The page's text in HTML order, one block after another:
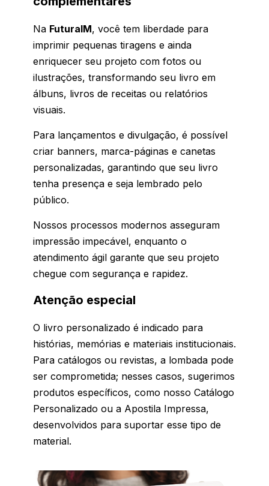
Na FuturaIM, você tem liberdade para
imprimir pequenas tiragens e ainda
enriquecer seu projeto com fotos ou
ilustrações, transformando seu livro em
álbuns, livros de receitas ou relatórios
visuais.
Para lançamentos e divulgação, é possível
criar banners, marca-páginas e canetas
personalizadas, garantindo que seu livro
tenha presença e seja lembrado pelo
público.
Nossos processos modernos asseguram
impressão impecável, enquanto o
atendimento ágil garante que seu projeto
chegue com segurança e rapidez.
Atenção especial
O livro personalizado é indicado para
histórias, memórias e materiais institucionais.
Para catálogos ou revistas, a lombada pode
ser comprometida; nesses casos, sugerimos
produtos específicos, como nosso Catálogo
Personalizado ou a Apostila Impressa,
desenvolvidos para suportar esse tipo de
material.